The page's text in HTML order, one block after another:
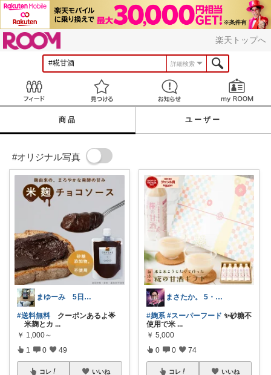
楽天トップへ
詳細検索
見つける お知らせ
商品 ユーザー
#オリジナル写真
まゆーみ 5日子供服と📱ケース感謝💖
#送料無料 クーポンあるよ🌟
米麹とカ ...
￥ 1,000～
1 0 49
コレ いいね
まさたか。 5・6日の経由購入感謝🙏
#麹系 #スーパーフード ✨砂糖不
使用で米 ...
￥ 5,000
0 0 74
コレ いいね